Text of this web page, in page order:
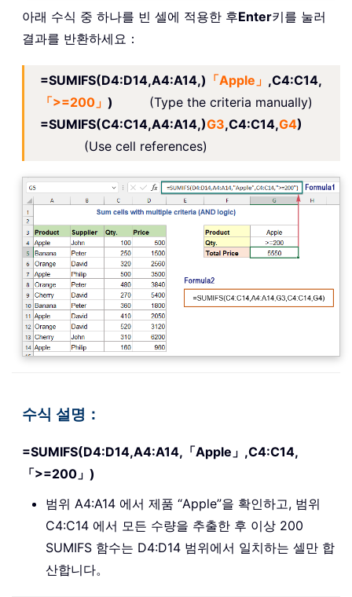
아래 수식 중 하나를 빈 셀에 적용한 후Enter키를 눌러
결과를 반환하세요：
=SUMIFS(D4:D14,A4:A14,) 「Apple」 ,C4:C14,
「>=200」 )
(Type the criteria manually)
=SUMIFS(C4:C14,A4:A14,)G3,C4:C14,G4)
(Use cell references)
수식 설명：
=SUMIFS(D4:D14,A4:A14,「Apple」,C4:C14,
「>=200」)
범위 A4:A14 에서 제품 “Apple”을 확인하고, 범위
C4:C14 에서 모든 수량을 추출한 후 이상 200
SUMIFS 함수는 D4:D14 범위에서 일치하는 셀만 합
산합니다。